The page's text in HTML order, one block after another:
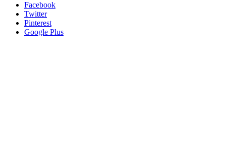
Facebook
Twitter
Pinterest
Google Plus